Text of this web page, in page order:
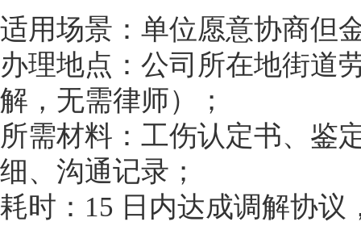
适用场景：单位愿意协商但
办理地点：公司所在地街道
解，无需律师）；
所需材料：工伤认定书、鉴
细、沟通记录；
耗时：15 日内达成调解协